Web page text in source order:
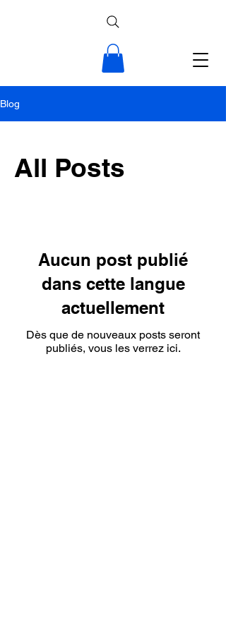
Blog
All Posts
Aucun post publié
dans cette langue
actuellement
Dès que de nouveaux posts seront
publiés, vous les verrez ici.